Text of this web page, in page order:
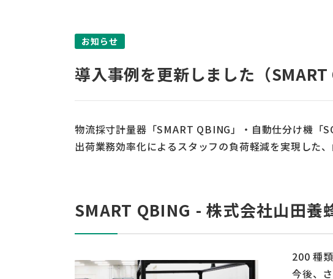
お知らせ
導入事例を更新しました（SMART
物流採寸計量器「SMART QBING」・自動仕分け機「
出荷業務効率化によるスタッフの負荷軽減を実現した
SMART QBING - 株式会社山田養
200 種
今後、